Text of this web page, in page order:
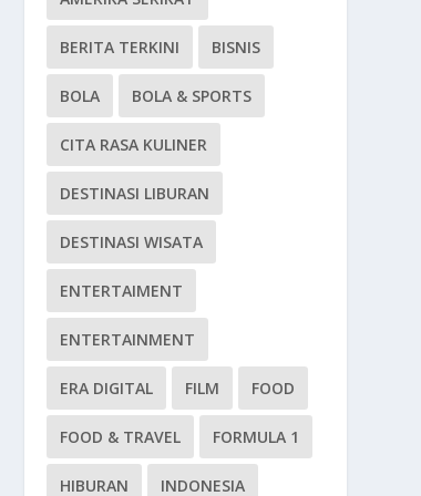
BERITA TERKINI BISNIS
BOLA BOLA & SPORTS
CITA RASA KULINER
DESTINASI LIBURAN
DESTINASI WISATA
ENTERTAIMENT
ENTERTAINMENT
ERA DIGITAL FILM FOOD
FOOD & TRAVEL FORMULA 1
HIBURAN INDONESIA